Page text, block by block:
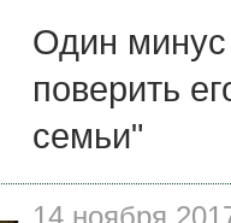
Один минус
поверить
семьи"
14 ноября